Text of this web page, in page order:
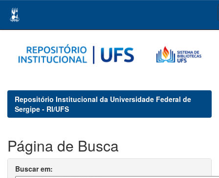
navigation
Repositório Institucional da Universidade Federal de
Sergipe - RI/UFS
Página de Busca
Buscar em: